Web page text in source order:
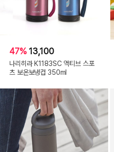
47% 13,100
나리히라 K1183SC 액티브 스포
츠 보온보냉컵 350ml